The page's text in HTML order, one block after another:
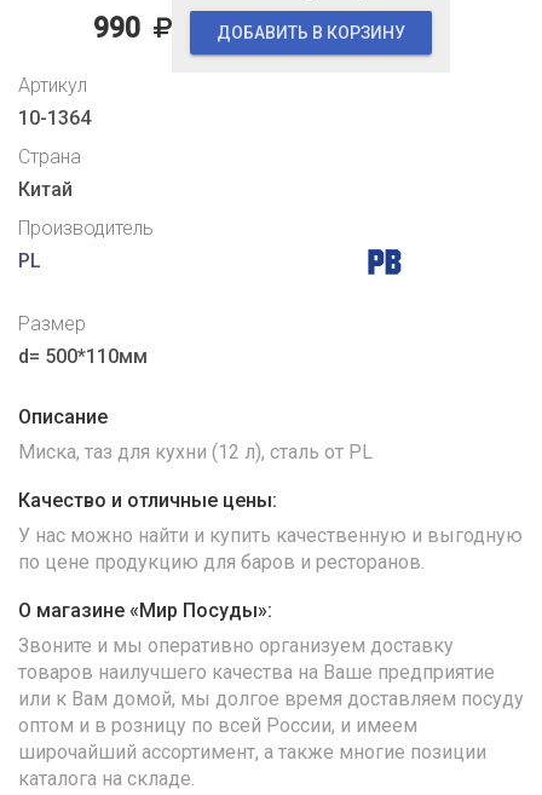
990 ДОБАВИТЬ В КОРЗИНУ
Артикул
10-1364
Страна
Китай
Производитель
PL
Размер
d= 500*110мм
Описание
Миска, таз для кухни (12 л), сталь от PL
Качество и отличные цены:
У нас можно найти и купить качественную и выгодную
по цене продукцию для баров и ресторанов.
О магазине «Мир Посуды»:
Звоните и мы оперативно организуем доставку
товаров наилучшего качества на Ваше предприятие
или к Вам домой, мы долгое время доставляем посуду
оптом и в розницу по всей России, и имеем
широчайший ассортимент, а также многие позиции
каталога на складе.